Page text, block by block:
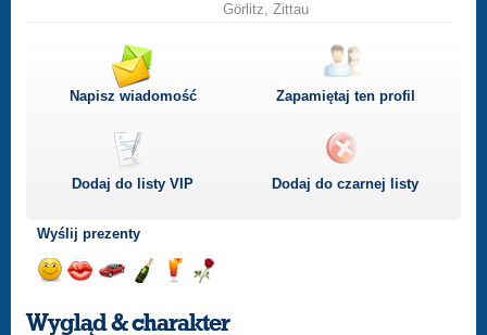
Görlitz, Zittau
Napisz wiadomość Zapamiętaj ten profil
Dodaj do listyVIP Dodaj do czarnej listy
Wyślij prezenty
uśmiech
buziakasamochodem
szampana
drinka
różę
Wygląd & charakter